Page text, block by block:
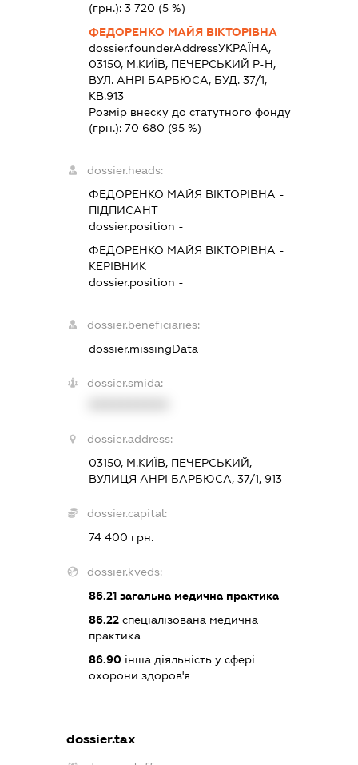
(грн.): 3 720 (5 %)
ФЕДОРЕНКО МАЙЯ ВІКТОРІВНА
dossier.founderAddressУКРАЇНА,
03150, М.КИЇВ, ПЕЧЕРСЬКИЙ Р-Н,
ВУЛ. АНРІ БАРБЮСА, БУД. 37/1,
КВ.913
Розмір внеску до статутного фонду
(грн.): 70 680 (95 %)
dossier.heads:
ФЕДОРЕНКО МАЙЯ ВІКТОРІВНА -
ПІДПИСАНТ
dossier.position -
ФЕДОРЕНКО МАЙЯ ВІКТОРІВНА -
КЕРІВНИК
dossier.position -
dossier.beneficiaries:
dossier.missingData
dossier.smida:
dossier.address:
03150, М.КИЇВ, ПЕЧЕРСЬКИЙ,
ВУЛИЦЯ АНРІ БАРБЮСА, 37/1, 913
dossier.capital:
74 400 грн.
dossier.kveds:
86.21загальна медична практика
86.22спеціалізована медична
практика
86.90інша діяльність у сфері
охорони здоров'я
dossier.tax